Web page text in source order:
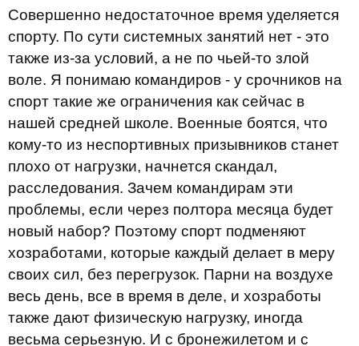
Совершенно недостаточное время уделяется
спорту. По сути системных занятий нет - это
также из-за условий, а не по чьей-то злой
воле. Я понимаю командиров - у срочников на
спорт такие же ограничения как сейчас в
нашей средней школе. Военные боятся, что
кому-то из неспортивных призывников станет
плохо от нагрузки, начнется скандал,
расследования. Зачем командирам эти
проблемы, если через полтора месяца будет
новый набор? Поэтому спорт подменяют
хозработами, которые каждый делает в меру
своих сил, без перегрузок. Парни на воздухе
весь день, все в время в деле, и хозработы
также дают физическую нагрузку, иногда
весьма серьезную. И с бронежилетом и с